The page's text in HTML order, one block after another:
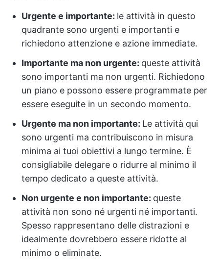
Urgente e importante: le attività in questo
quadrante sono urgenti e importanti e
richiedono attenzione e azione immediate.
Importante ma non urgente: queste attività
sono importanti ma non urgenti. Richiedono
un piano e possono essere programmate per
essere eseguite in un secondo momento.
Urgente ma non importante: Le attività qui
sono urgenti ma contribuiscono in misura
minima ai tuoi obiettivi a lungo termine. È
consigliabile delegare o ridurre al minimo il
tempo dedicato a queste attività.
Non urgente e non importante: queste
attività non sono né urgenti né importanti.
Spesso rappresentano delle distrazioni e
idealmente dovrebbero essere ridotte al
minimo o eliminate.